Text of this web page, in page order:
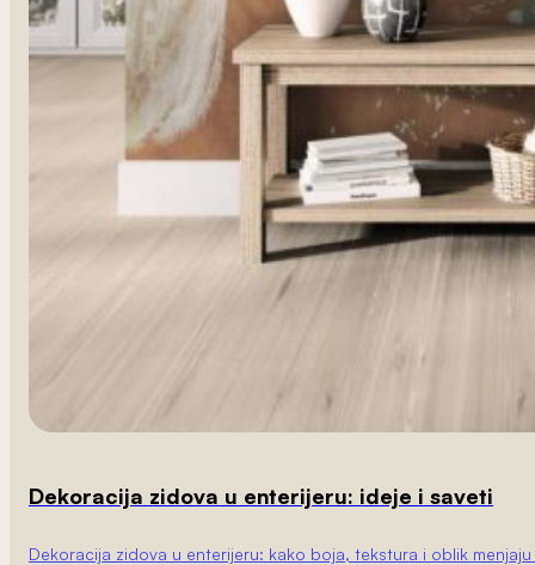
Dekoracija zidova u enterijeru: ideje i saveti
Dekoracija zidova u enterijeru: kako boja, tekstura i oblik